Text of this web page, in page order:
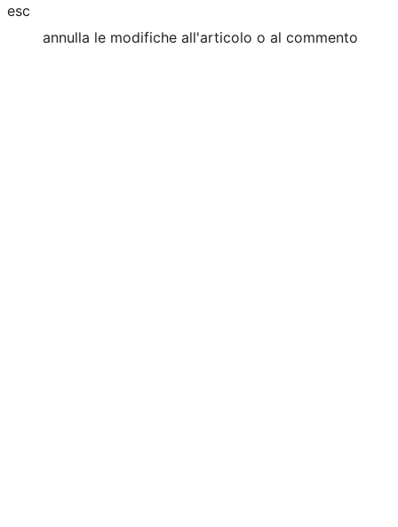
esc
annulla le modifiche all'articolo o al commento